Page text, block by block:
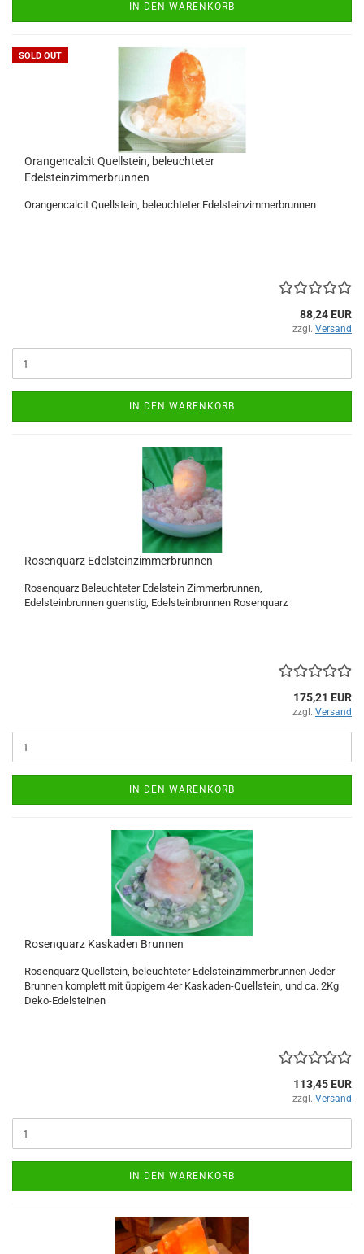
IN DEN WARENKORB
SOLD OUT
Orangencalcit Quellstein, beleuchteter
Edelsteinzimmerbrunnen
Orangencalcit Quellstein, beleuchteter Edelsteinzimmerbrunnen
88,24 EUR
zzgl. Versand
IN DEN WARENKORB
Rosenquarz Edelsteinzimmerbrunnen
Rosenquarz Beleuchteter Edelstein Zimmerbrunnen,
Edelsteinbrunnen guenstig, Edelsteinbrunnen Rosenquarz
175,21 EUR
zzgl. Versand
IN DEN WARENKORB
Rosenquarz Kaskaden Brunnen
Rosenquarz Quellstein, beleuchteter Edelsteinzimmerbrunnen Jeder
Brunnen komplett mit üppigem 4er Kaskaden-Quellstein, und ca. 2Kg
Deko-Edelsteinen
113,45 EUR
zzgl. Versand
IN DEN WARENKORB